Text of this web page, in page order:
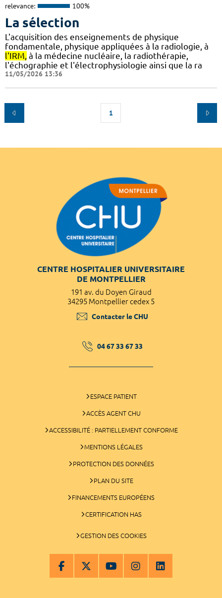
relevance: 100%
La sélection
L'acquisition des enseignements de physique
fondamentale, physique appliquées à la radiologie, à
l'IRM, à la médecine nucléaire, la radiothérapie,
l'échographie et l'électrophysiologie ainsi que la ra
11/05/2026 13:36
1
CENTRE HOSPITALIER UNIVERSITAIRE
DE MONTPELLIER
191 av. du Doyen Giraud
34295 Montpellier cedex 5
Contacter le CHU
04 67 33 67 33
ESPACE PATIENT
ACCÈS AGENT CHU
ACCESSIBILITÉ : PARTIELLEMENT CONFORME
MENTIONS LÉGALES
PROTECTION DES DONNÉES
PLAN DU SITE
FINANCEMENTS EUROPÉENS
CERTIFICATION HAS
GESTION DES COOKIES